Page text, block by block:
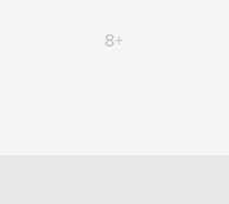
8+